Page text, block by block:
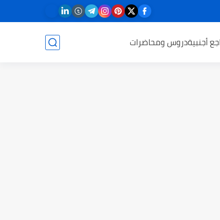
أجنبيةدروس ومحاضرات